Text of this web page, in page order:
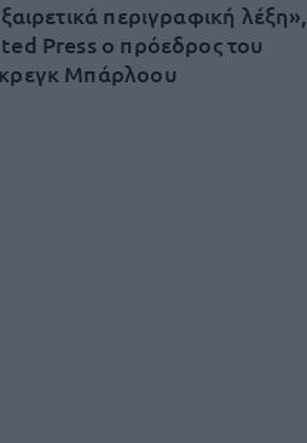
περιγραφική λέξη»,
Press ο πρόεδρος του
Μπάρλοου